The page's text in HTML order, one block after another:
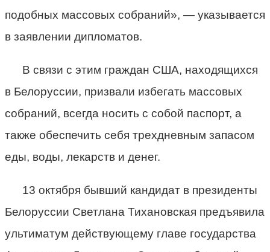
подобных массовых собраний», — указывается
в заявлении дипломатов.
В связи с этим граждан США, находящихся
в Белоруссии, призвали избегать массовых
собраний, всегда носить с собой паспорт, а
также обеспечить себя трехдневным запасом
еды, воды, лекарств и денег.
13 октября бывший кандидат в президенты
Белоруссии Светлана Тихановская предъявила
ультиматум действующему главе государства